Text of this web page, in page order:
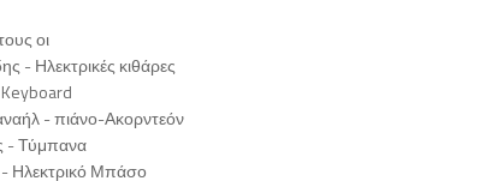
οι
- Ηλεκτρικές κιθάρες
- πιάνο-Ακορντεόν
- Τύμπανα
Ηλεκτρικό Μπάσο